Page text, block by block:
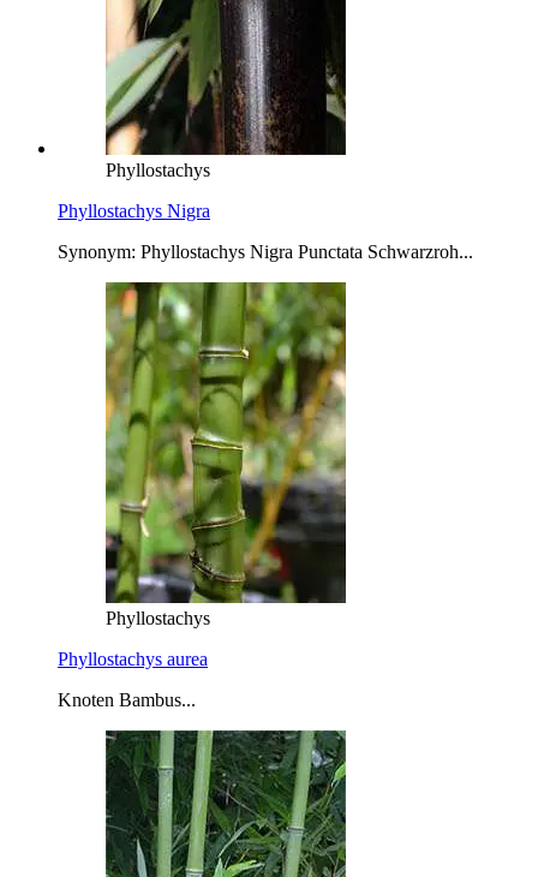
Phyllostachys
Phyllostachys Nigra
Synonym: Phyllostachys Nigra Punctata Schwarzroh...
Phyllostachys
Phyllostachys aurea
Knoten Bambus...